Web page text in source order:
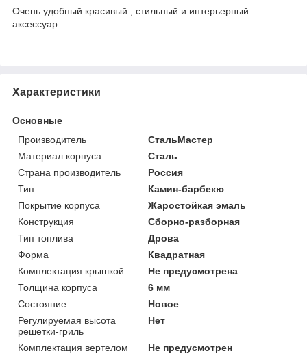
Очень удобный красивый , стильный и интерьерный
аксессуар.
Характеристики
Основные
Производитель
СтальМастер
Материал корпуса
Сталь
Страна производитель
Россия
Тип
Камин-барбекю
Покрытие корпуса
Жаростойкая эмаль
Конструкция
Сборно-разборная
Тип топлива
Дрова
Форма
Квадратная
Комплектация крышкой
Не предусмотрена
Толщина корпуса
6 мм
Состояние
Новое
Регулируемая высота
решетки-гриль
Нет
Комплектация вертелом
Не предусмотрен